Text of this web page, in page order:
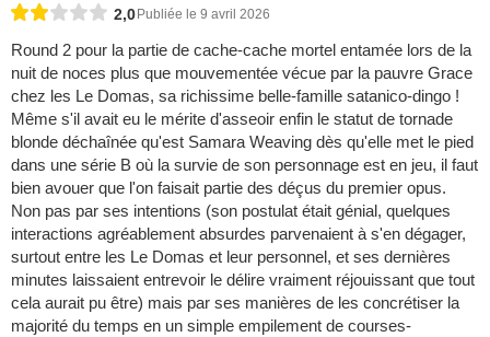
2,0 Publiée le 9 avril 2026
Round 2 pour la partie de cache-cache mortel entamée lors de la
nuit de noces plus que mouvementée vécue par la pauvre Grace
chez les Le Domas, sa richissime belle-famille satanico-dingo !
Même s'il avait eu le mérite d'asseoir enfin le statut de tornade
blonde déchaînée qu'est Samara Weaving dès qu'elle met le pied
dans une série B où la survie de son personnage est en jeu, il faut
bien avouer que l'on faisait partie des déçus du premier opus.
Non pas par ses intentions (son postulat était génial, quelques
interactions agréablement absurdes parvenaient à s'en dégager,
surtout entre les Le Domas et leur personnel, et ses dernières
minutes laissaient entrevoir le délire vraiment réjouissant que tout
cela aurait pu être) mais par ses manières de les concrétiser la
majorité du temps en un simple empilement de courses-